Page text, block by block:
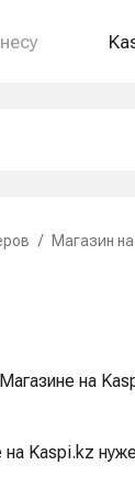
/ Магазин
на
Kaspi.kz